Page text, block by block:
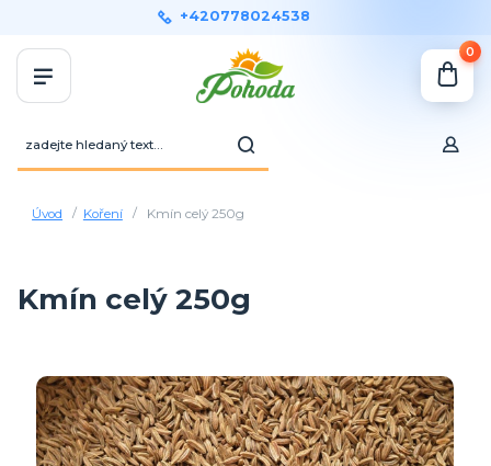
+420778024538
0
Úvod Koření Kmín celý 250g
Kmín celý 250g